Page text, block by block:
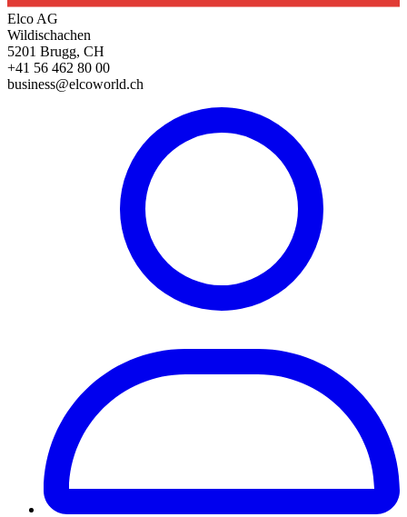
Elco AG
Wildischachen
5201 Brugg, CH
+41 56 462 80 00
business@elcoworld.ch